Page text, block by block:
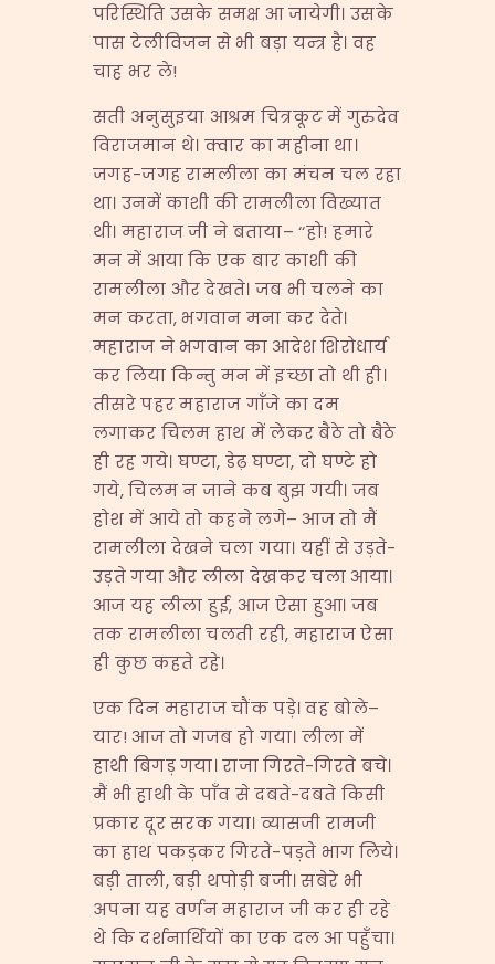
परिस्थिति उसके समक्ष आ जायेगी। उसके
पास टेलीविजन से भी बड़ा यन्त्र है। वह
चाह भर ले!
सती अनुसुइया आश्रम चित्रकूट में गुरुदेव
विराजमान थे। क्वार का महीना था।
जगह-जगह रामलीला का मंचन चल रहा
था। उनमें काशी की रामलीला विख्यात
थी। महाराज जी ने बताया– ‘‘हो! हमारे
मन में आया कि एक बार काशी की
रामलीला और देखते। जब भी चलने का
मन करता, भगवान मना कर देते।
महाराज ने भगवान का आदेश शिरोधार्य
कर लिया किन्तु मन में इच्छा तो थी ही।
तीसरे पहर महाराज गाँजे का दम
लगाकर चिलम हाथ में लेकर बैठे तो बैठे
ही रह गये। घण्टा, डेढ़ घण्टा, दो घण्टे हो
गये, चिलम न जाने कब बुझ गयी। जब
होश में आये तो कहने लगे– आज तो मैं
रामलीला देखने चला गया। यहीं से उड़ते-
उड़ते गया और लीला देखकर चला आया।
आज यह लीला हुई, आज ऐसा हुआ। जब
तक रामलीला चलती रही, महाराज ऐसा
ही कुछ कहते रहे।
एक दिन महाराज चौंक पड़े। वह बोले–
यार! आज तो गजब हो गया। लीला में
हाथी बिगड़ गया। राजा गिरते-गिरते बचे।
मैं भी हाथी के पाँव से दबते-दबते किसी
प्रकार दूर सरक गया। व्यासजी रामजी
का हाथ पकड़कर गिरते-पड़ते भाग लिये।
बड़ी ताली, बड़ी थपोड़ी बजी। सबेरे भी
अपना यह वर्णन महाराज जी कर ही रहे
थे कि दर्शनार्थियों का एक दल आ पहुँचा।